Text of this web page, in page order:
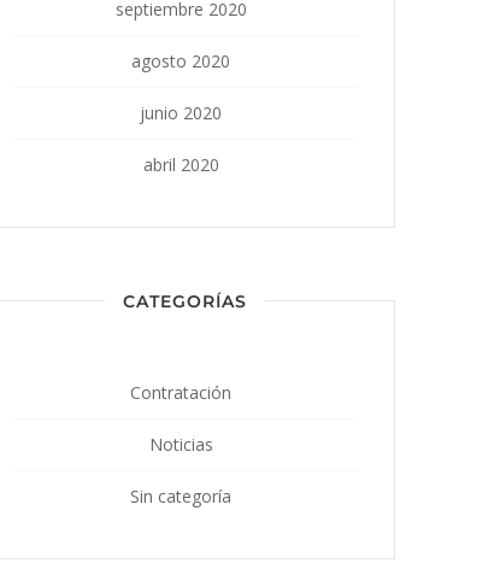
septiembre 2020
agosto 2020
junio 2020
abril 2020
CATEGORÍAS
Contratación
Noticias
Sin categoría